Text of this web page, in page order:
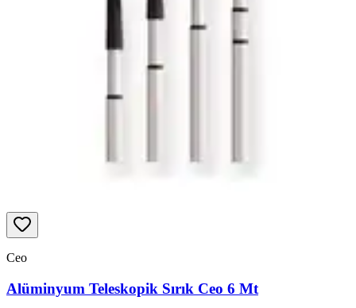
Ceo
Alüminyum Teleskopik Sırık Ceo 6 Mt